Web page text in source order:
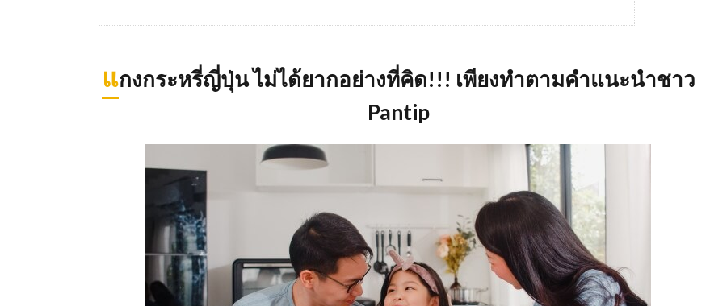
แกงกระหรี่ญี่ปุ่น ไม่ได้ยากอย่างที่คิด!!! เพียงทําตามคําแนะนําชาว
Pantip